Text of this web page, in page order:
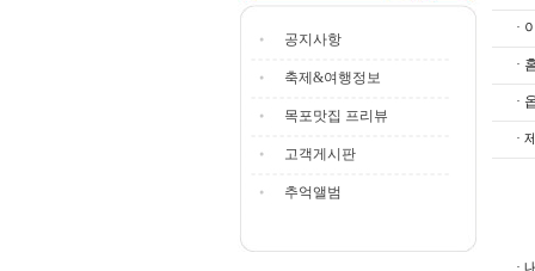
공지사항
축제&여행정보
목포맛집 프리뷰
고객게시판
추억앨범
·
·
·
·
·